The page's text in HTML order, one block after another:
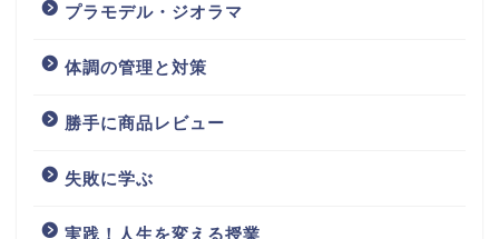
プラモデル・ジオラマ
体調の管理と対策
勝手に商品レビュー
失敗に学ぶ
実践！人生を変える授業